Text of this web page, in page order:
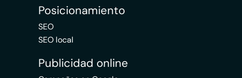
Posicionamiento
SEO
SEO local
Publicidad online